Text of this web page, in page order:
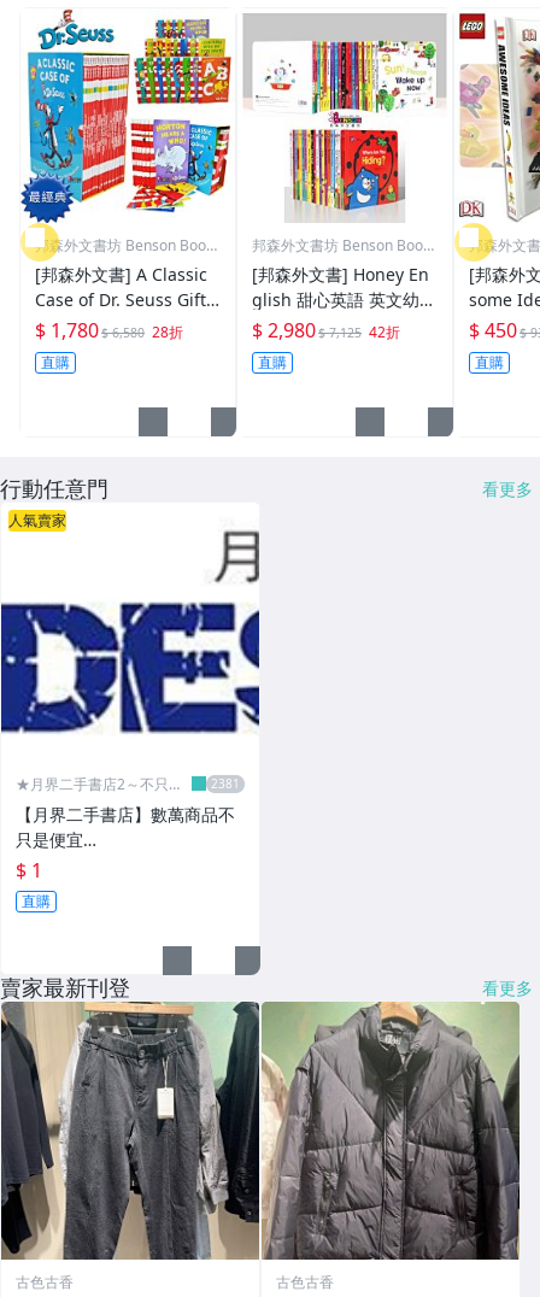
邦森外文書坊 Benson Books
hop
[邦森外文書] A Classic
Case of Dr. Seuss Gift
Box 蘇斯博士 20本盒裝
套書
$ 1,780$ 6,580 28折
直購
邦森外文書坊 Benson Books
[邦森外文書] Honey En
glish 甜心英語 英文幼兒
啓蒙繪本(20本+點讀筆)
厚頁翻翻、觸摸、操作套
書
$ 2,980$ 7,125 42折
直購
邦森外文
hop
[邦森外文書]
some
You
子大全
$ 450$
直購
行動任意門 看更多
人氣賣家
★月界二手書店2～不只是
【月界二手書店】數萬商品不
只是便宜…
$ 1
直購
賣家最新刊登 看更多
古色古香 古色古香